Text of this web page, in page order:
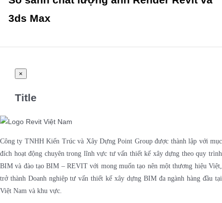
3ds Max
Close
product
view
×
Title
Công ty TNHH Kiến Trúc và Xây Dựng Point Group được thành lập với mục
đích hoạt động chuyên trong lĩnh vực tư vấn thiết kế xây dựng theo quy trình
BIM và đào tạo BIM – REVIT với mong muốn tạo nên một thương hiệu Việt,
trở thành Doanh nghiệp tư vấn thiết kế xây dựng BIM đa ngành hàng đầu tại
Việt Nam và khu vực.